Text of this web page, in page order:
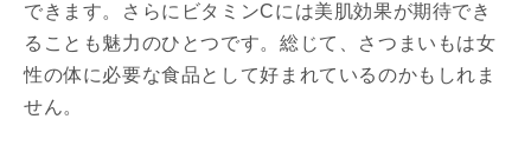
できます。さらにビタミンCには美肌効果が期待でき
ることも魅力のひとつです。総じて、さつまいもは女
性の体に必要な食品として好まれているのかもしれま
せん。